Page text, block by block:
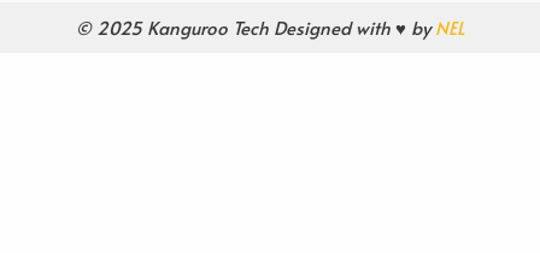
© 2025 Kanguroo Tech Designed with ♥ byNEL